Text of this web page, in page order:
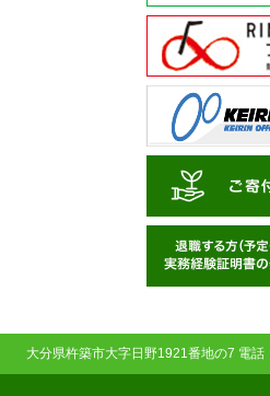
大分県杵築市大字日野1921番地の7 電